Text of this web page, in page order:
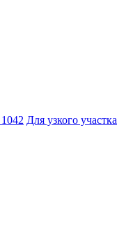
1042 Для узкого участка